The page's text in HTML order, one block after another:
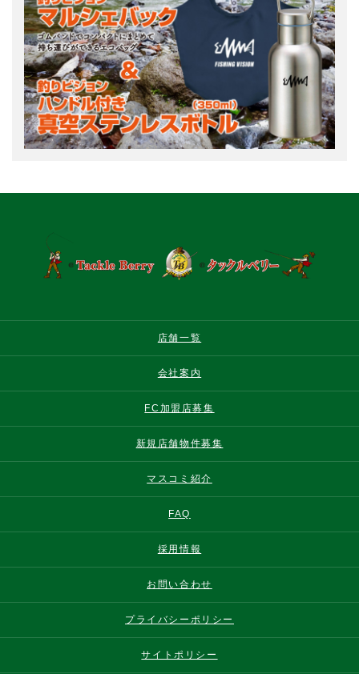
店舗一覧
会社案内
FC加盟店募集
新規店舗物件募集
マスコミ紹介
FAQ
採用情報
お問い合わせ
プライバシーポリシー
サイトポリシー